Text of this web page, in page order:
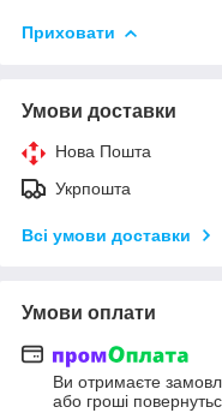
Приховати
Умови доставки
Нова Пошта
Укрпошта
Всі умови доставки
Умови оплати
Ви отримаєте
або гроші